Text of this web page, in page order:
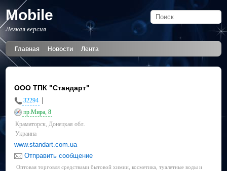
Mobile
Легкая версия
Главная Новости Лента
ООО ТПК "Стандарт"
32294
пр.Мира, 8
Краматорск, Донецкая обл.
Украина
www.standart.com.ua
Отправить сообщение
Оптовая торговля средствами бытовой химии, косметика, туалетные воды и